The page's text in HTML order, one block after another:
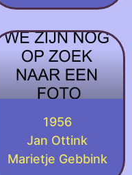
1956
Jan Ottink
Marietje Gebbink